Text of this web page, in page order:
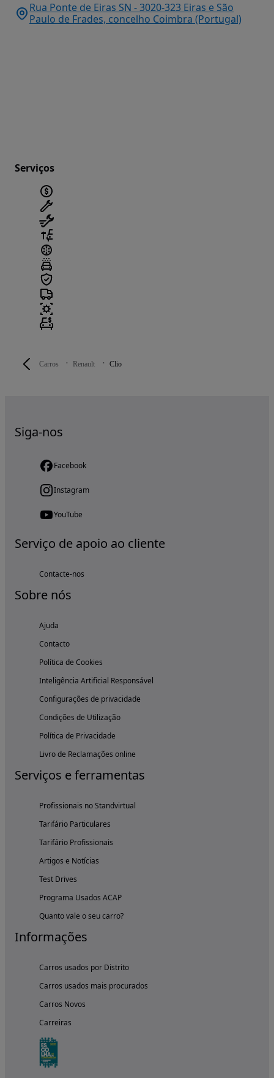
Carros Renault Clio
Rua Ponte de Eiras SN - 3020-323 Eiras e São
Paulo de Frades, concelho Coimbra (Portugal)
Serviços
Siga-nos
Facebook
Instagram
YouTube
Serviço de apoio ao cliente
Contacte-nos
Sobre nós
Ajuda
Contacto
Política de Cookies
Inteligência Artificial Responsável
Configurações de privacidade
Condições de Utilização
Política de Privacidade
Livro de Reclamações online
Serviços e ferramentas
Profissionais no Standvirtual
Tarifário Particulares
Tarifário Profissionais
Artigos e Notícias
Test Drives
Programa Usados ACAP
Quanto vale o seu carro?
Informações
Carros usados por Distrito
Carros usados mais procurados
Carros Novos
Carreiras